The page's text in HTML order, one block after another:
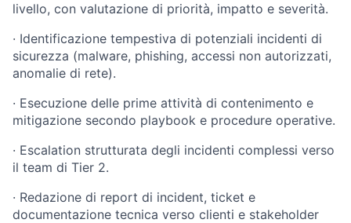
livello, con valutazione di priorità, impatto e severità.
· Identificazione tempestiva di potenziali incidenti di
sicurezza (malware, phishing, accessi non autorizzati,
anomalie di rete).
· Esecuzione delle prime attività di contenimento e
mitigazione secondo playbook e procedure operative.
· Escalation strutturata degli incidenti complessi verso
il team di Tier 2.
· Redazione di report di incident, ticket e
documentazione tecnica verso clienti e stakeholder